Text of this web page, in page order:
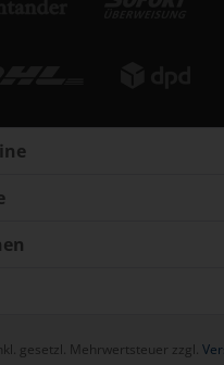
gesetzl. Mehrwertsteuer zzgl.